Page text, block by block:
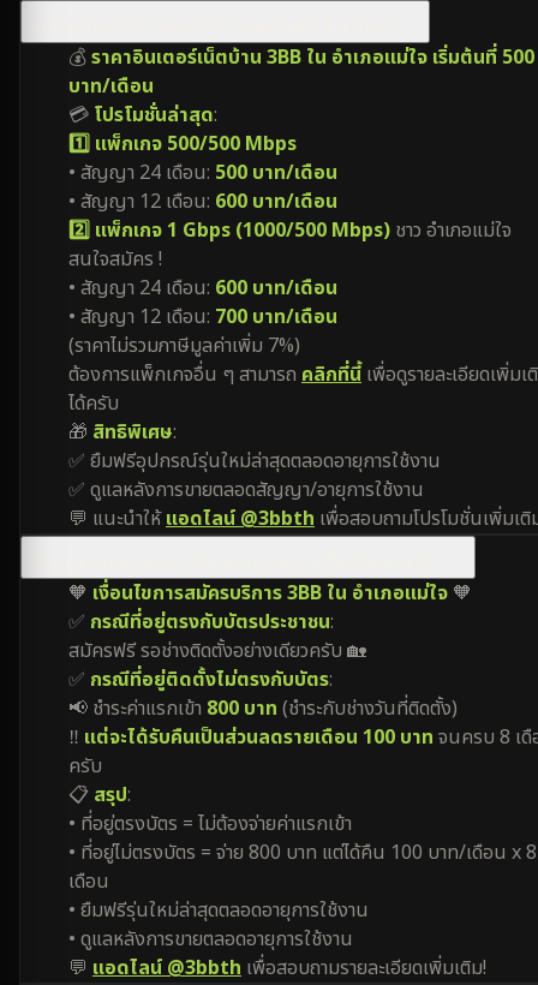
💰ราคาอินเตอร์เน็ตบ้าน 3BB ใน อำเภอแม่ใจ เริ่มต้นที่ 500
บาท/เดือน
💳 โปรโมชั่นล่าสุด:
1️⃣ แพ็กเกจ 500/500 Mbps
• สัญญา 24 เดือน: 500 บาท/เดือน
• สัญญา 12 เดือน: 600 บาท/เดือน
2️⃣ แพ็กเกจ 1 Gbps (1000/500 Mbps) ชาว อำเภอแม่ใจ
สนใจสมัคร !
• สัญญา 24 เดือน: 600 บาท/เดือน
• สัญญา 12 เดือน: 700 บาท/เดือน
(ราคาไม่รวมภาษีมูลค่าเพิ่ม 7%)
ต้องการแพ็กเกจอื่น ๆ สามารถ คลิกที่นี้ เพื่อดูรายละเอียดเพิ่มเ
ได้ครับ
🎁 สิทธิพิเศษ:
✅ ยืมฟรีอุปกรณ์รุ่นใหม่ล่าสุดตลอดอายุการใช้งาน
✅ ดูแลหลังการขายตลอดสัญญา/อายุการใช้งาน
💬 แนะนำให้แอดไลน์ @3bbth เพื่อสอบถามโปรโมชั่นเพิ่มเติ
🧡 เงื่อนไขการสมัครบริการ 3BB ใน อำเภอแม่ใจ 🧡
✅ กรณีที่อยู่ตรงกับบัตรประชาชน:
สมัครฟรี รอช่างติดตั้งอย่างเดียวครับ 🏡
✅ กรณีที่อยู่ติดตั้งไม่ตรงกับบัตร:
📢 ชำระค่าแรกเข้า 800 บาท (ชำระกับช่างวันที่ติดตั้ง)
‼️ แต่จะได้รับคืนเป็นส่วนลดรายเดือน 100 บาท จนครบ 8 เ
ครับ
📋 สรุป:
• ที่อยู่ตรงบัตร = ไม่ต้องจ่ายค่าแรกเข้า
• ที่อยู่ไม่ตรงบัตร = จ่าย 800 บาท แต่ได้คืน 100 บาท/เดือน x 8
เดือน
• ยืมฟรีรุ่นใหม่ล่าสุดตลอดอายุการใช้งาน
• ดูแลหลังการขายตลอดอายุการใช้งาน
💬 แอดไลน์ @3bbth เพื่อสอบถามรายละเอียดเพิ่มเติม!